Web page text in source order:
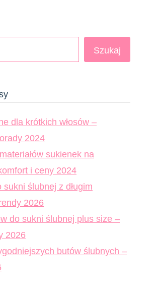
Szukaj
dla krótkich włosów –
2024
sukienek na
i ceny 2024
ślubnej z długim
2026
do sukni ślubnej plus size –
2026
butów ślubnych –